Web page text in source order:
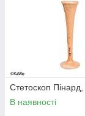
Стетоскоп
В наявності